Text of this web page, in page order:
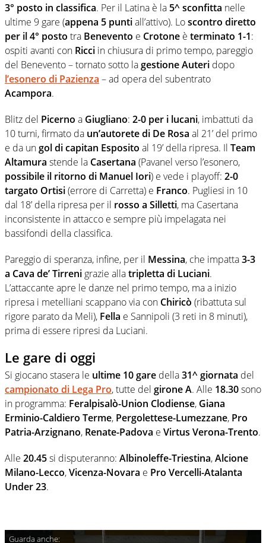
3° posto in classifica. Per il Latina è la 5^ sconfitta nelle
ultime 9 gare (appena 5 puntiall’attivo). Loscontro diretto
per il 4° posto tra Benevento e Crotone è terminato 1-1:
ospiti avanti con Ricci in chiusura di primo tempo, pareggio
del Benevento – tornato sotto lagestione Auteri dopo
l’esonero di Pazienza – ad opera del subentrato
Acampora.
Blitz del Picerno a Giugliano: 2-0 per i lucani, imbattuti da
10 turni, firmato da un’autorete di De Rosa al 21’ del primo
e da ungol di capitan Esposito al 19’ della ripresa. Il Team
Altamura stende la Casertana (Pavanel verso l’esonero,
possibile il ritorno di Manuel Iori) e vede i playoff: 2-0
targato Ortisi(errore di Carretta) e Franco. Pugliesi in 10
dal 18’ della ripresa per il rosso a Silletti, ma Casertana
inconsistente in attacco e sempre più impelagata nei
bassifondi della classifica.
Pareggio di speranza, infine, per il Messina, che impatta3-3
a Cava de’ Tirreni grazie allatripletta di Luciani.
L’attaccante apre le danze nel primo tempo, ma a inizio
ripresa i metelliani scappano via con Chiricò (ribattuta sul
rigore parato da Meli), Fella e Sannipoli (3 reti in 8 minuti),
prima di essere ripresi da Luciani.
Le gare di oggi
Si giocano stasera le ultime 10 gare della31^ giornata del
campionato di Lega Pro, tutte del girone A. Alle 18.30sono
in programma: Feralpisalò-Union Clodiense, Giana
Erminio-Caldiero Terme, Pergolettese-Lumezzane, Pro
Patria-Arzignano, Renate-Padova e Virtus Verona-Trento.
Alle 20.45si disputeranno: Albinoleffe-Triestina,Alcione
Milano-Lecco,Vicenza-Novara e Pro Vercelli-Atalanta
Under 23.